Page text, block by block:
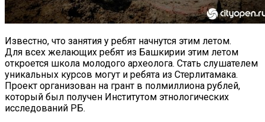
Известно, что занятия у ребят начнутся этим летом.
Для всех желающих ребят из Башкирии этим летом
откроется школа молодого археолога. Стать слушателем
уникальных курсов могут и ребята из Стерлитамака.
Проект организован на грант в полмиллиона рублей,
который был получен Институтом этнологических
исследований РБ.